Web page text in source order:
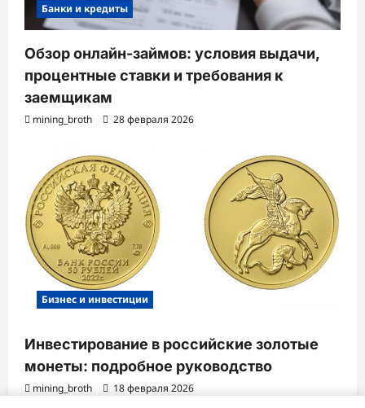
Банки и кредиты
Обзор онлайн-займов: условия выдачи,
процентные ставки и требования к
заемщикам
mining_broth 28 февраля 2026
Бизнес и инвестиции
Инвестирование в российские золотые
монеты: подробное руководство
mining_broth 18 февраля 2026